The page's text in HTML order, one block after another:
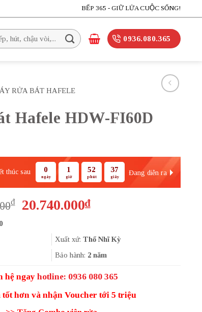
BẾP 365 - GIỮ LỬA CUỘC SỐNG!
0936.080.365
RỬA BÁT HAFELE
Hafele HDW-FI60D
thúc sau 0
ngày
1
giờ
52
phút
37
giây
Đang diễn ra
₫
Giá
32.990.000₫.
20.740.000₫Giá
là:
20.740.000₫.
Xuất xứ:Thổ Nhĩ Kỳ
Bảo hành: 2 năm
hệ ngay hotline: 0936 080 365
tốt hơn và nhận Voucher tới 5 triệu